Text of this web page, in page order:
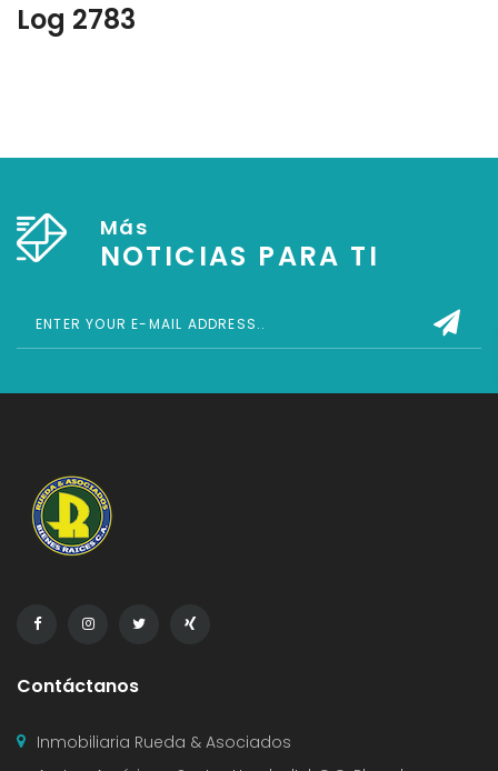
Log 2783
Más
NOTICIAS PARA TI
Contáctanos
Inmobiliaria Rueda & Asociados